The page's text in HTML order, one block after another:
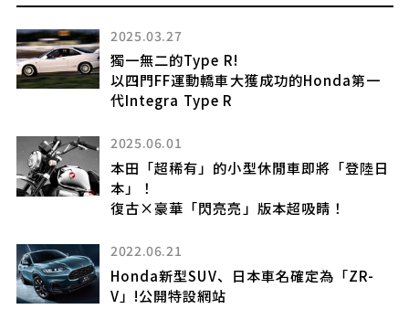
2025.03.27
獨一無二的Type R!
以四門FF運動轎車大獲成功的Honda第一
代Integra Type R
2025.06.01
本田「超稀有」的小型休閒車即將「登陸日
本」！
復古×豪華「閃亮亮」版本超吸睛！
2022.06.21
Honda新型SUV、日本車名確定為「ZR-
V」!公開特設網站